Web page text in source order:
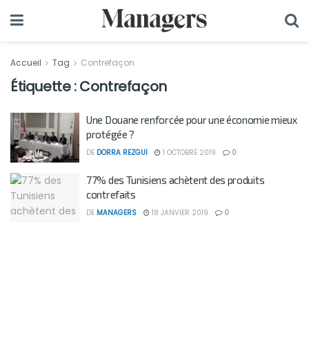
Accueil Tag Contrefaçon
Étiquette :Contrefaçon
Une Douane renforcée pour une économie mieux
protégée ?
DE DORRA REZGUI 1 OCTOBRE 2019 0
77% des Tunisiens achètent des produits
contrefaits
DE MANAGERS 18 JANVIER 2019 0